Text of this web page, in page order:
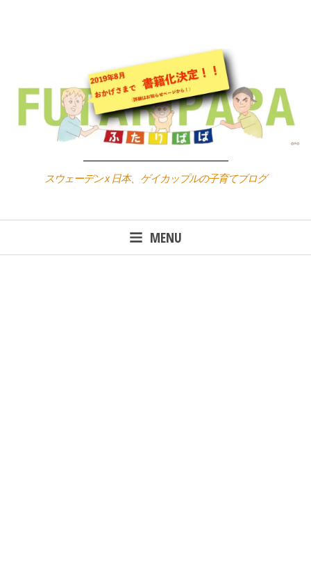
スウェーデン x 日本、ゲイカップルの子育てブログ
MENU